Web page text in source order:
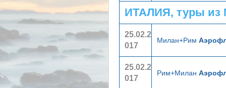
ИТАЛИЯ, туры из
25.02.2
017
Милан+Рим
25.02.2
017
Рим+Милан